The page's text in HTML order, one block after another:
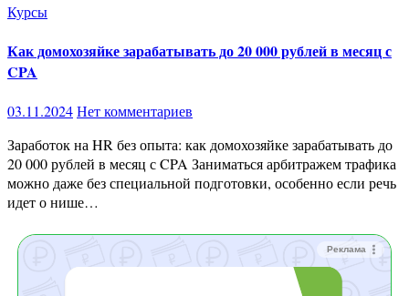
Курсы
Как домохозяйке зарабатывать до 20 000 рублей в месяц с
CPA
03.11.2024Нет комментариев
Заработок на HR без опыта: как домохозяйке зарабатывать до
20 000 рублей в месяц с CPA Заниматься арбитражем трафика
можно даже без специальной подготовки, особенно если речь
идет о нише…
Реклама